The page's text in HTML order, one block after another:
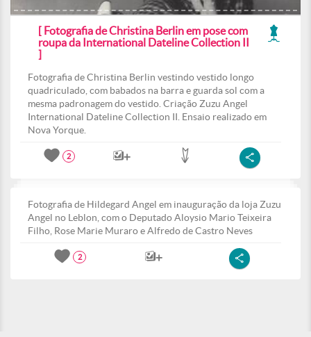
[ Fotografia de Christina Berlin em pose com
roupa da International Dateline Collection II
]
Fotografia de Christina Berlin vestindo vestido longo
quadriculado, com babados na barra e guarda sol com a
mesma padronagem do vestido. Criação Zuzu Angel
International Dateline Collection II. Ensaio realizado em
Nova Yorque.
2
Fotografia de Hildegard Angel em inauguração da loja Zuzu
Angel no Leblon, com o Deputado Aloysio Mario Teixeira
Filho, Rose Marie Muraro e Alfredo de Castro Neves
2